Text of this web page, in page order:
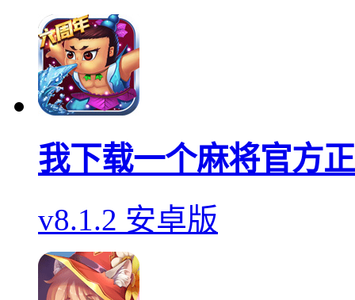
我下载一个麻将官方
v8.1.2 安卓版